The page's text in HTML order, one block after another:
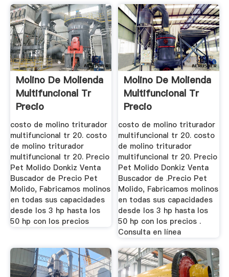
Molino De Molienda
Multifuncional Tr
Precio
costo de molino triturador
multifuncional tr 20. costo
de molino triturador
multifuncional tr 20. Precio
Pet Molido Donkiz Venta
Buscador de Precio Pet
Molido, Fabricamos molinos
en todas sus capacidades
desde los 3 hp hasta los
50 hp con los precios
Molino De Molienda
Multifuncional Tr
Precio
costo de molino triturador
multifuncional tr 20. costo
de molino triturador
multifuncional tr 20. Precio
Pet Molido Donkiz Venta
Buscador de .Precio Pet
Molido, Fabricamos molinos
en todas sus capacidades
desde los 3 hp hasta los
50 hp con los precios .
Consulta en línea